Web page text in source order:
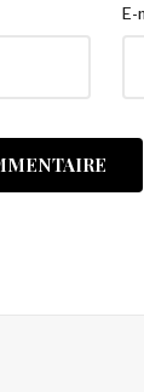
E-